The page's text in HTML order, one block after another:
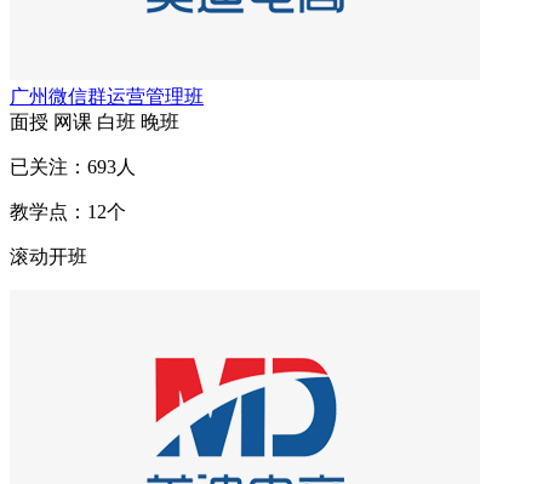
广州微信群运营管理班
面授 网课 白班 晚班
已关注： 693人
教学点： 12个
滚动开班